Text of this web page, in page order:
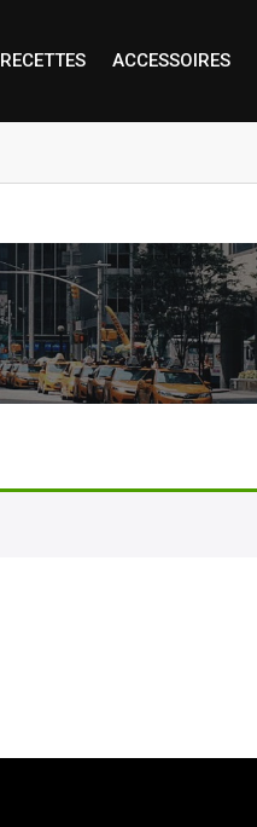
RECETTES ACCESSOIRES